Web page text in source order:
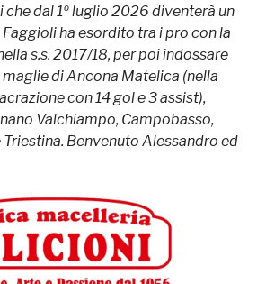
dal 1º luglio 2026 diventerà un
ha esordito tra i pro con la
s.s. 2017/18, per poi indossare
maglie di Ancona Matelica (nella
con 14 gol e 3 assist),
Valchiampo, Campobasso,
Benvenuto Alessandro ed